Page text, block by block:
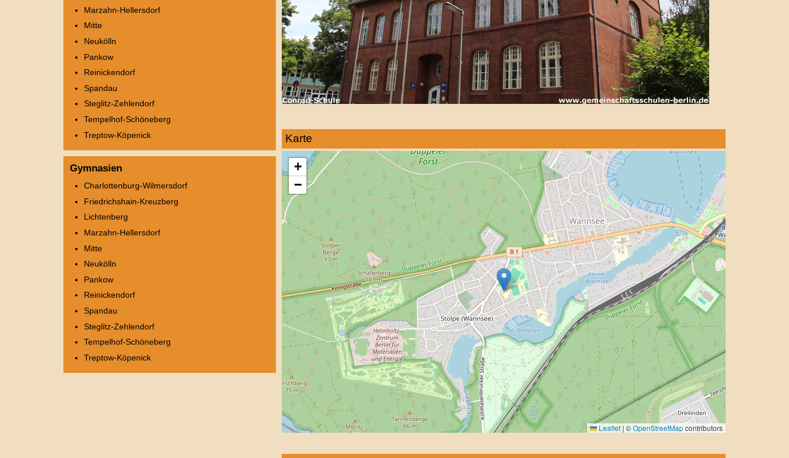
Karte
+
−
Leaflet | ©OpenStreetMapcontributors
Marzahn-Hellersdorf
Mitte
Neukölln
Pankow
Reinickendorf
Spandau
Steglitz-Zehlendorf
Tempelhof-Schöneberg
Treptow-Köpenick
Gymnasien
Charlottenburg-Wilmersdorf
Friedrichshain-Kreuzberg
Lichtenberg
Marzahn-Hellersdorf
Mitte
Neukölln
Pankow
Reinickendorf
Spandau
Steglitz-Zehlendorf
Tempelhof-Schöneberg
Treptow-Köpenick